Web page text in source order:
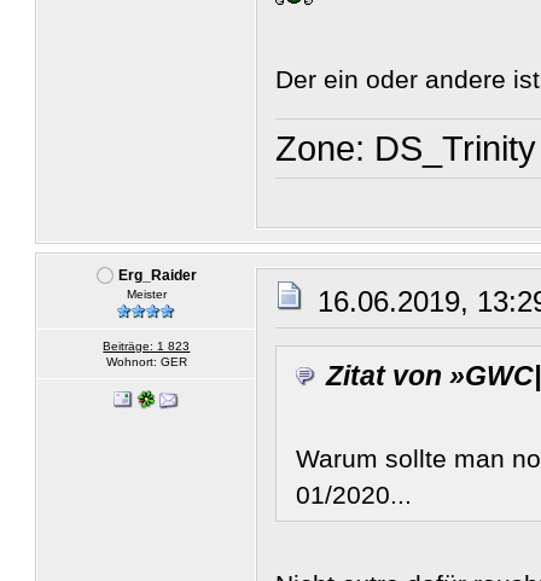
Der ein oder andere
Zone: DS_Trinity
Erg_Raider
Meister
Beiträge: 1 823
Wohnort: GER
16.06.2019,
Zitat von
Warum sollte man
01/2020...